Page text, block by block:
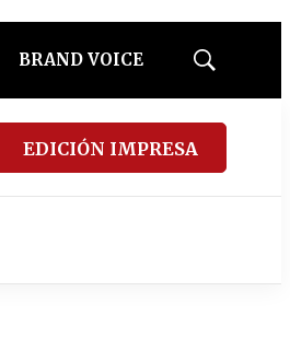
BRAND VOICE
Mostrar
EDICIÓN IMPRESA